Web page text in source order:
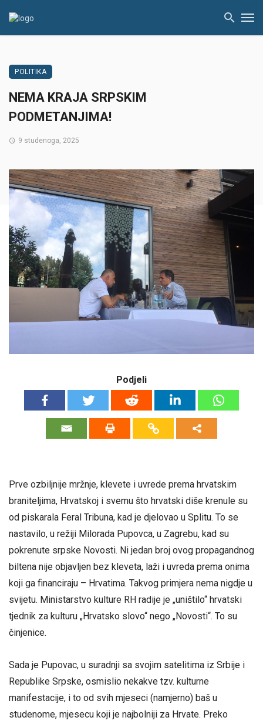
POLITIKA
NEMA KRAJA SRPSKIM
PODMETANJIMA!
9 studenoga, 2025
Podjeli
Prve ozbiljnije mržnje, klevete i uvrede prema hrvatskim
braniteljima, Hrvatskoj i svemu što hrvatski diše krenule su
od piskarala Feral Tribuna, kad je djelovao u Splitu. To se
nastavilo, u režiji Milorada Pupovca, u Zagrebu, kad su
pokrenute srpske Novosti. Ni jedan broj ovog propagandnog
biltena nije objavljen bez kleveta, laži i uvreda prema onima
koji ga financiraju – Hrvatima. Takvog primjera nema nigdje u
svijetu. Ministarstvo kulture RH radije je „uništilo“ hrvatski
tjednik za kulturu „Hrvatsko slovo“ nego „Novosti“. To su
činjenice.
Sada je Pupovac, u suradnji sa svojim satelitima iz Srbije i
Republike Srpske, osmislio nekakve tzv. kulturne
manifestacije, i to od svih mjeseci (namjerno) baš u
studenome, mjesecu koji je najbolniji za Hrvate. Preko